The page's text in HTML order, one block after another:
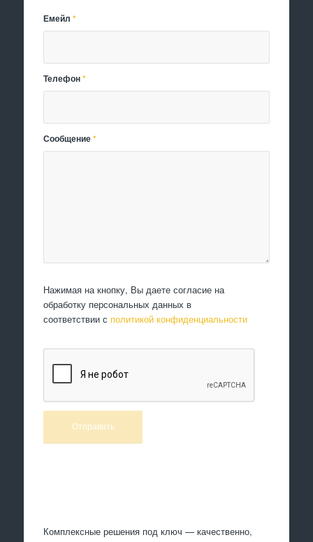
Емейл*
Телефон*
Сообщение*
Нажимая на кнопку, Вы даете согласие на
обработку персональных данных в
соответствии с политикой конфиденциальности
Комплексные решения под ключ — качественно,